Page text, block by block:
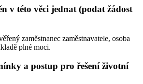
v této věci jednat (podat žádost
zaměstnanec zaměstnavatele, osoba
plné moci.
a postup pro řešení životní